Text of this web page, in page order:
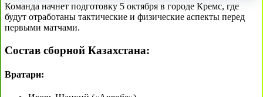
Команда начнет подготовку 5 октября в городе Кремс, где
будут отработаны тактические и физические аспекты перед
первыми матчами.
Состав сборной Казахстана:
Вратари: